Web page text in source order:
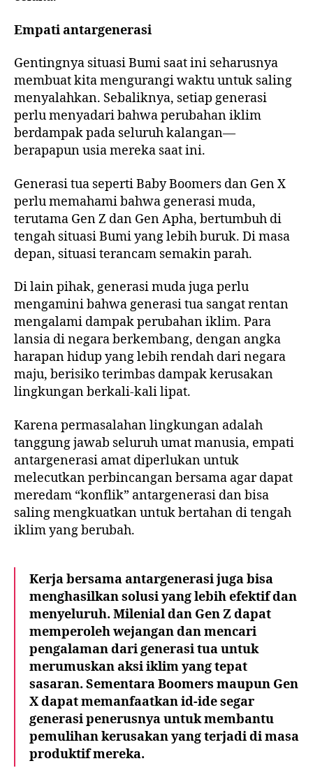
Empati antargenerasi
Gentingnya situasi Bumi saat ini seharusnya
membuat kita mengurangi waktu untuk saling
menyalahkan. Sebaliknya, setiap generasi
perlu menyadari bahwa perubahan iklim
berdampak pada seluruh kalangan—
berapapun usia mereka saat ini.
Generasi tua seperti Baby Boomers dan Gen X
perlu memahami bahwa generasi muda,
terutama Gen Z dan Gen Apha, bertumbuh di
tengah situasi Bumi yang lebih buruk. Di masa
depan, situasi terancam semakin parah.
Di lain pihak, generasi muda juga perlu
mengamini bahwa generasi tua sangat rentan
mengalami dampak perubahan iklim. Para
lansia di negara berkembang, dengan angka
harapan hidup yang lebih rendah dari negara
maju, berisiko terimbas dampak kerusakan
lingkungan berkali-kali lipat.
Karena permasalahan lingkungan adalah
tanggung jawab seluruh umat manusia, empati
antargenerasi amat diperlukan untuk
melecutkan perbincangan bersama agar dapat
meredam “konflik” antargenerasi dan bisa
saling mengkuatkan untuk bertahan di tengah
iklim yang berubah.
Kerja bersama antargenerasi juga bisa
menghasilkan solusi yang lebih efektif dan
menyeluruh. Milenial dan Gen Z dapat
memperoleh wejangan dan mencari
pengalaman dari generasi tua untuk
merumuskan aksi iklim yang tepat
sasaran. Sementara Boomers maupun Gen
X dapat memanfaatkan id-ide segar
generasi penerusnya untuk membantu
pemulihan kerusakan yang terjadi di masa
produktif mereka.